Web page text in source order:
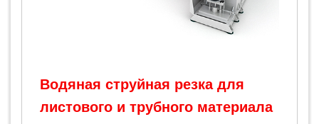
Водяная струйная резка для
листового и трубного материала